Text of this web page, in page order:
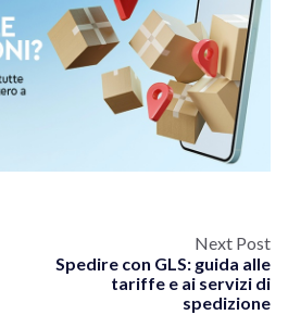
Next Post
Spedire con GLS: guida alle
tariffe e ai servizi di
spedizione